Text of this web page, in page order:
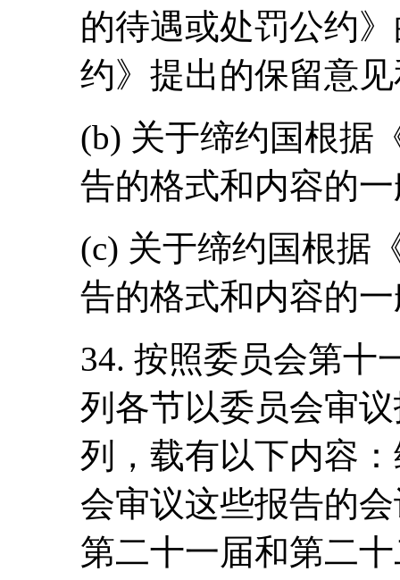
的待遇或处罚公约
约》提出的保留意
(b) 关于缔约国根据
告的格式和内容的
(c) 关于缔约国根据
告的格式和内容的
34. 按照委员会第十
列各节以委员会审
列，载有以下内容
会审议这些报告的
第二十一届和第二